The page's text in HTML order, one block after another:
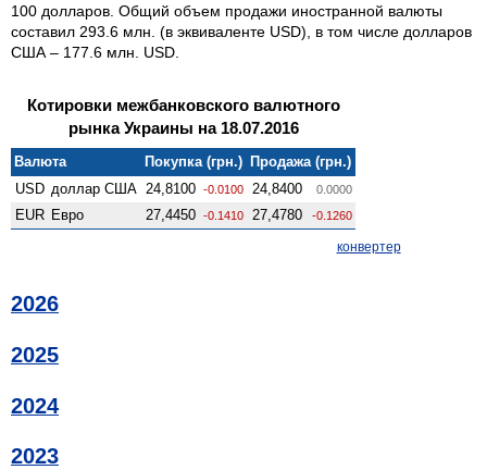
100 долларов. Общий объем продажи иностранной валюты
составил 293.6 млн. (в эквиваленте USD), в том числе долларов
США – 177.6 млн. USD.
Котировки межбанковского валютного
рынка Украины на 18.07.2016
Валюта Покупка (грн.) Продажа (грн.)
USD доллар США 24,8100 -0.0100 24,8400 0.0000
EUR Евро 27,4450 -0.1410 27,4780 -0.1260
конвертер
2026
2025
2024
2023